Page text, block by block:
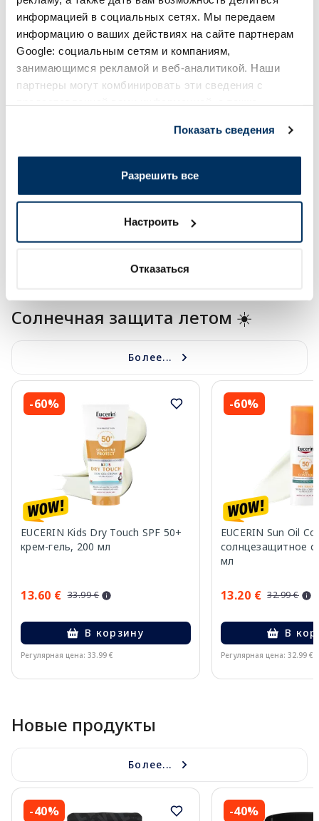
информацией в социальных сетях. Мы передаем
информацию о ваших действиях на сайте партнерам
Google: социальным сетям и компаниям,
занимающимся рекламой и веб-аналитикой. Наши
партнеры могут комбинировать эти сведения с
Показать сведения
Разрешить все
Настроить
Отказаться
THE BEGINNINGS Карамельный
THE BEGINNINGS
батончик, 60 г
Солнечная защита летом ☀️
Более...
-60%
EUCERIN Kids Dry Touch SPF 50+
крем-гель, 200 мл
13.60 € 33.99 €
В корзину
Регулярная цена: 33.99 €
-60%
EUCERIN Sun Oil
солнцезащитное
мл
13.20 € 32.99 €
В
Регулярная цена: 32.99 €
Новые продукты
Более...
-40% -40%